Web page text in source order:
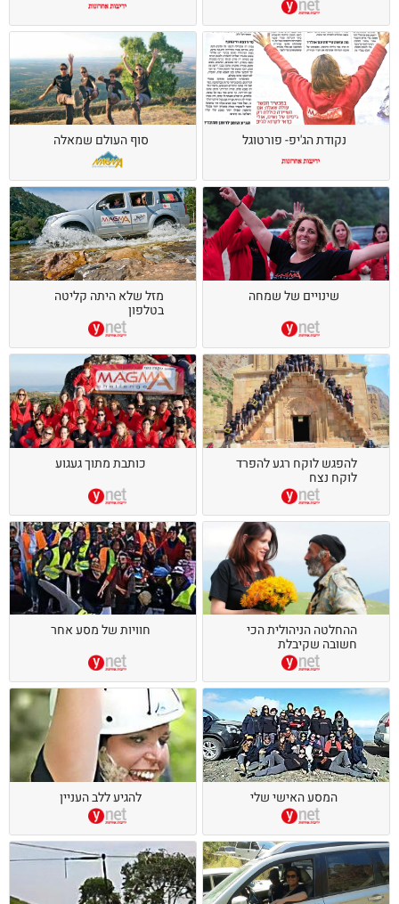
נקודת הג'יפ- פורטוגל סוף העולם שמאלה
שינויים של שמחה מזל שלא היתה קליטה
בטלפון
להפגש לוקח רגע להפרד
לוקח נצח
כותבת מתוך געגוע
ההחלטה הניהולית הכי
חשובה שקיבלת
חוויות של מסע אחר
המסע האישי שלי להגיע ללב העניין